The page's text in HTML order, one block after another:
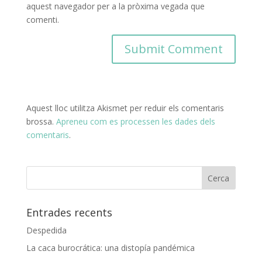
aquest navegador per a la pròxima vegada que
comenti.
Aquest lloc utilitza Akismet per reduir els comentaris
brossa. Apreneu com es processen les dades dels
comentaris.
Entrades recents
Despedida
La caca burocrática: una distopía pandémica